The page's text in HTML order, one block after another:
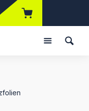
0 Produkte auf dem